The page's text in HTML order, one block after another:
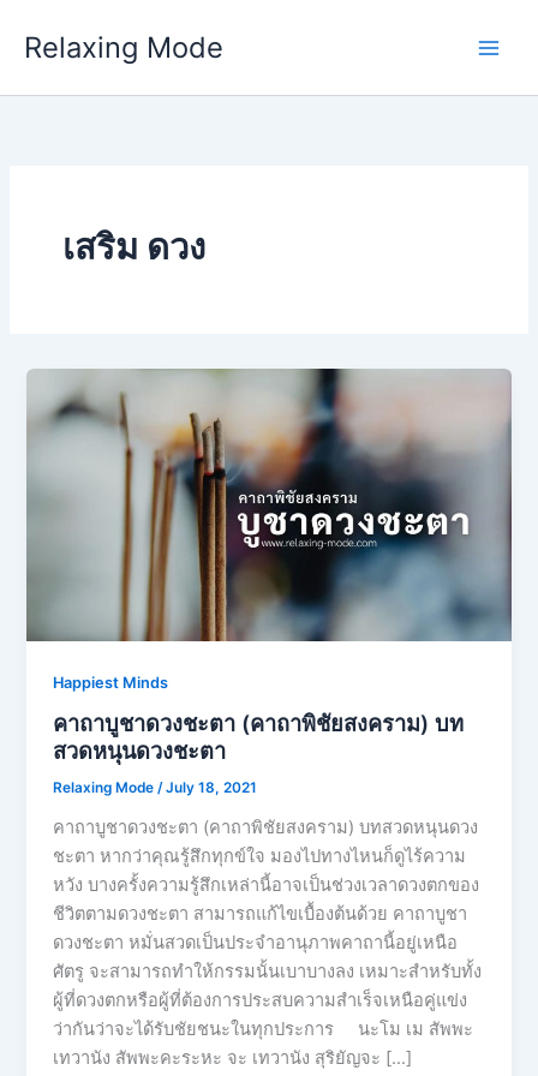
Relaxing Mode
เสริม ดวง
Happiest Minds
คาถาบูชาดวงชะตา (คาถาพิชัยสงคราม) บท
สวดหนุนดวงชะตา
Relaxing Mode/July 18, 2021
คาถาบูชาดวงชะตา (คาถาพิชัยสงคราม) บทสวดหนุนดวง
ชะตา หากว่าคุณรู้สึกทุกข์ใจ มองไปทางไหนก็ดูไร้ความ
หวัง บางครั้งความรู้สึกเหล่านี้อาจเป็นช่วงเวลาดวงตกของ
ชีวิตตามดวงชะตา สามารถแก้ไขเบื้องต้นด้วย คาถาบูชา
ดวงชะตา หมั่นสวดเป็นประจำอานุภาพคาถานี้อยู่เหนือ
ศัตรู จะสามารถทำให้กรรมนั้นเบาบางลง เหมาะสำหรับทั้ง
ผู้ที่ดวงตกหรือผู้ที่ต้องการประสบความสำเร็จเหนือคู่แข่ง
ว่ากันว่าจะได้รับชัยชนะในทุกประการ นะโม เม สัพพะ
เทวานัง สัพพะคะระหะ จะ เทวานัง สุริยัญจะ […]